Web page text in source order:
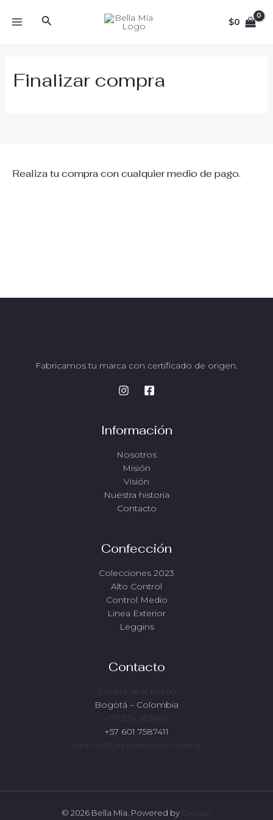
Buscar $0
Finalizar compra
Realiza tu compra con cualquier medio de pago.
Fabricamos tu marca con certificado de origen.
Información
Nosotros
Misión
Visión
Nuestra historia
Contacto
Confección
Colecciones 2023
Alto Control
Control Medio
Linea Exterior
Leggins
Contacto
Carrera 36 # 19d-50
Bogotá – Colombia
+57 324 5936611
+57 601 7587411
admon@grinvestments.online
© 2026 Bella Mía. Powered by Danger